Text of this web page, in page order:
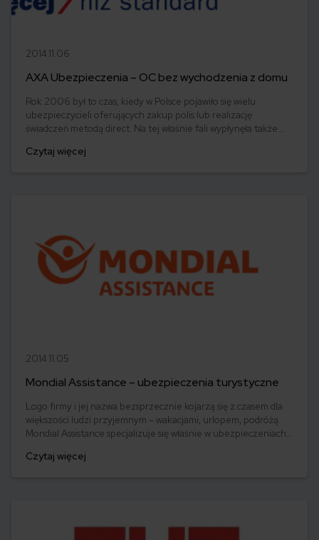
2014.11.06
AXA Ubezpieczenia – OC bez wychodzenia z domu
Rok 2006 był to czas, kiedy w Polsce pojawiło się wielu
ubezpieczycieli oferujących zakup polis lub realizację
świadczeń metodą direct. Na tej właśnie fali wypłynęła także
firma, z którą do komunikacji wystarczy telefon. Klient łatwo i
Czytaj więcej
2014.11.05
Mondial Assistance – ubezpieczenia turystyczne
Logo firmy i jej nazwa bezsprzecznie kojarzą się z czasem dla
większości ludzi przyjemnym – wakacjami, urlopem, podróżą.
Mondial Assistance specjalizuje się właśnie w ubezpieczeniach
kapitałowej Allianz i jest najstarszą firmą europejską oferującą
Czytaj więcej